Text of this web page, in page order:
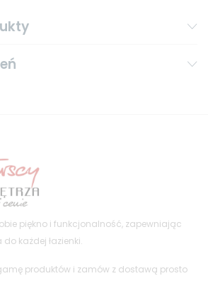
piękno i funkcjonalność, zapewniając
każdej łazienki.
produktów i zamów z dostawą prosto